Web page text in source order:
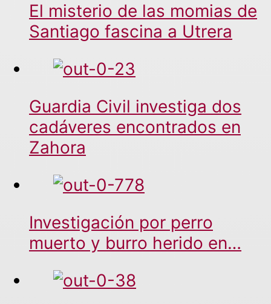
El misterio de las momias de
Santiago fascina a Utrera
Guardia Civil investiga dos
cadáveres encontrados en
Zahora
Investigación por perro
muerto y burro herido en…